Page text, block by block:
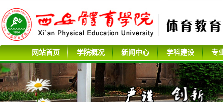
网站首页 学院概况 新闻中心 学科建设 专